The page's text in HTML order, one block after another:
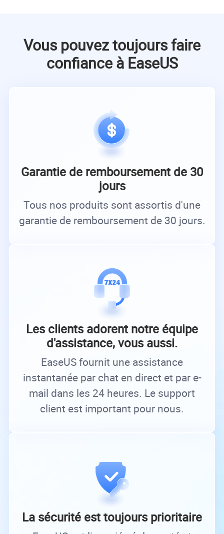
Vous pouvez toujours faire
confiance à EaseUS
Garantie de remboursement de 30
jours
Tous nos produits sont assortis d'une
garantie de remboursement de 30 jours.
Les clients adorent notre équipe
d'assistance, vous aussi.
EaseUS fournit une assistance
instantanée par chat en direct et par e-
mail dans les 24 heures. Le support
client est important pour nous.
La sécurité est toujours prioritaire